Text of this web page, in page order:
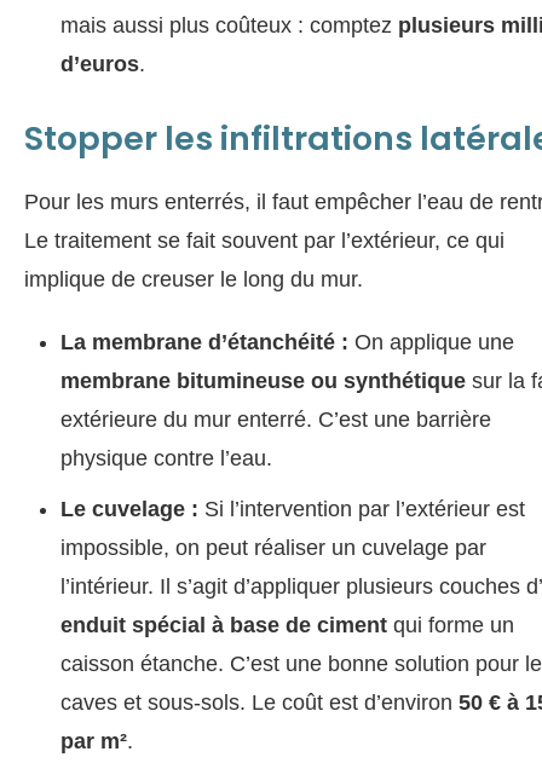
mais aussi plus coûteux : comptez plusieurs
d’euros.
Stopper les infiltrations
Pour les murs enterrés, il faut empêcher l’eau de
Le traitement se fait souvent par l’extérieur, ce qui
implique de creuser le long du mur.
La membrane d’étanchéité : On applique une
membrane bitumineuse ou synthétique sur la
extérieure du mur enterré. C’est une barrière
physique contre l’eau.
Le cuvelage : Si l’intervention par l’extérieur est
impossible, on peut réaliser un cuvelage par
l’intérieur. Il s’agit d’appliquer plusieurs couches
enduit spécial à base de ciment qui forme un
caisson étanche. C’est une bonne solution pour
caves et sous-sols. Le coût est d’environ 50 € à
par m².